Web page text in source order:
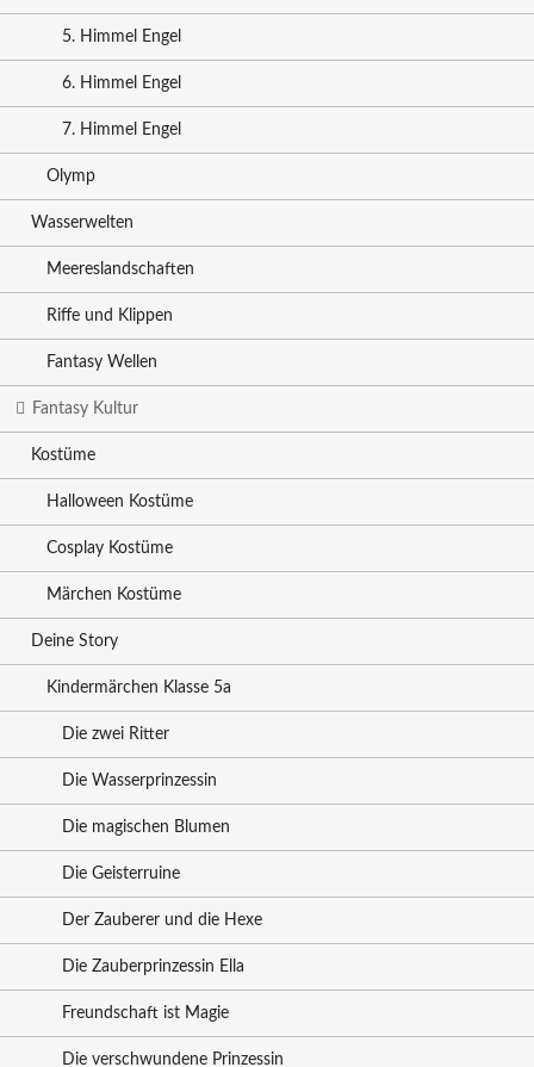
5. Himmel Engel
6. Himmel Engel
7. Himmel Engel
Olymp
Wasserwelten
Meereslandschaften
Riffe und Klippen
Fantasy Wellen
Fantasy Kultur
Kostüme
Halloween Kostüme
Cosplay Kostüme
Märchen Kostüme
Deine Story
Kindermärchen Klasse 5a
Die zwei Ritter
Die Wasserprinzessin
Die magischen Blumen
Die Geisterruine
Der Zauberer und die Hexe
Die Zauberprinzessin Ella
Freundschaft ist Magie
Die verschwundene Prinzessin